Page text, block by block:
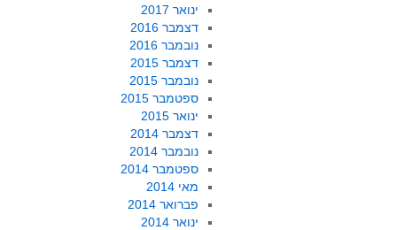
ינואר 2017
דצמבר 2016
נובמבר 2016
דצמבר 2015
נובמבר 2015
ספטמבר 2015
ינואר 2015
דצמבר 2014
נובמבר 2014
ספטמבר 2014
מאי 2014
פברואר 2014
ינואר 2014